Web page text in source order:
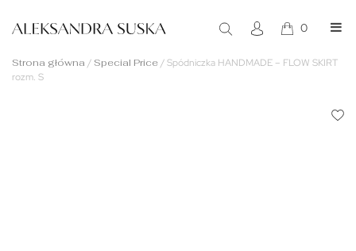
0
Strona główna / Special Price/Spódniczka HANDMADE – FLOW SKIRT
rozm. S